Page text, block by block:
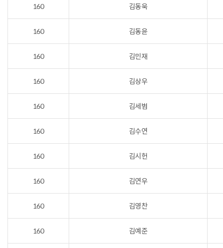
160 김동욱
160 김동윤
160 김민재
160 김상우
160 김세범
160 김수연
160 김시헌
160 김연우
160 김영찬
160 김예준